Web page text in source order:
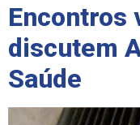
Encontros
discutem
Saúde